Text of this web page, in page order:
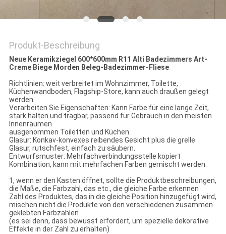
Produkt-Beschreibung
Neue Keramikziegel 600*600mm R11 Alti Badezimmers Art-
Creme Biege Morden Beleg-Badezimmer-Fliese
Richtlinien: weit verbreitet im Wohnzimmer, Toilette,
Küchenwandboden, Flagship-Store, kann auch draußen gelegt
werden.
Verarbeiten Sie Eigenschaften: Kann Farbe für eine lange Zeit,
stark halten und tragbar, passend für Gebrauch in den meisten
Innenräumen
ausgenommen Toiletten und Küchen.
Glasur: Konkav-konvexes reibendes Gesicht plus die grelle
Glasur, rutschfest, einfach zu säubern.
Entwurfsmuster: Mehrfachverbindungsstelle kopiert
Kombination, kann mit mehrfachen Farben gemischt werden.
1, wenn er den Kasten öffnet, sollte die Produktbeschreibungen,
die Maße, die Farbzahl, das etc., die gleiche Farbe erkennen
Zahl des Produktes, das in die gleiche Position hinzugefügt wird,
mischen nicht die Produkte von den verschiedenen zusammen
geklebten Farbzahlen
(es sei denn, dass bewusst erfordert, um spezielle dekorative
Effekte in der Zahl zu erhalten)